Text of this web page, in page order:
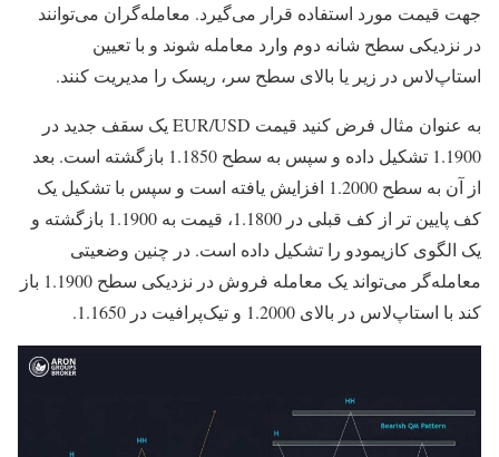
جهت قیمت مورد استفاده قرار می‌گیرد. معامله‌گران می‌توانند
در نزدیکی سطح شانه دوم وارد معامله شوند و با تعیین
استاپ‌لاس در زیر یا بالای سطح سر، ریسک را مدیریت کنند.
به عنوان مثال فرض کنید قیمت EUR/USD یک سقف جدید در
1.1900 تشکیل داده و سپس به سطح 1.1850 بازگشته است. بعد
از آن به سطح 1.2000 افزایش یافته است و سپس با تشکیل یک
کف پایین تر از کف قبلی در 1.1800، قیمت به 1.1900 بازگشته و
یک الگوی کازیمودو را تشکیل داده است. در چنین وضعیتی
معامله‌گر می‌تواند یک معامله فروش در نزدیکی سطح 1.1900 باز
کند با استاپ‌لاس در بالای 1.2000 و تیک‌پرافیت در 1.1650.